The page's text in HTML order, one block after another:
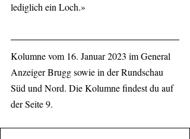
lediglich ein Loch.»
Kolumne vom 16. Januar 2023 im General
Anzeiger Brugg sowie in der Rundschau
Süd und Nord. Die Kolumne findest du auf
der Seite 9.